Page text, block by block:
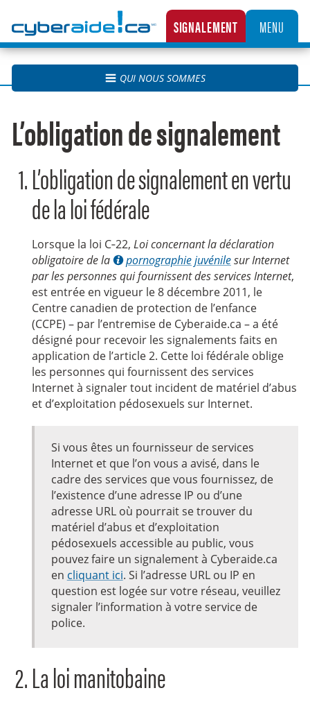
LA CENTRALE CANADIENNE DE SIGNALEMENT DES CAS D’EXPLOITATION SEXUELLE
SIGNALEMENT MENU
QUI NOUS SOMMES
L’obligation de signalement
L’obligation de signalement en vertu
de la loi fédérale
Lorsque la loi C‑22, Loi concernant la déclaration
obligatoire de la
pornographie juvénilesur Internet
par les personnes qui fournissent des services Internet,
est entrée en vigueur le 8 décembre 2011, le
Centre canadien de protection de l’enfance
(CCPE) – par l’entremise de Cyberaide.ca – a été
désigné pour recevoir les signalements faits en
application de l’article 2. Cette loi fédérale oblige
les personnes qui fournissent des services
Internet à signaler tout incident de matériel d’abus
et d’exploitation pédosexuels sur Internet.
Si vous êtes un fournisseur de services
Internet et que l’on vous a avisé, dans le
cadre des services que vous fournissez, de
l’existence d’une adresse IP ou d’une
adresse URL où pourrait se trouver du
matériel d’abus et d’exploitation
pédosexuels accessible au public, vous
pouvez faire un signalement à Cyberaide.ca
en cliquant ici. Si l’adresse URL ou IP en
question est logée sur votre réseau, veuillez
signaler l’information à votre service de
police.
La loi manitobaine